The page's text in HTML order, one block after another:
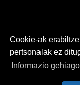
Cookie-ak
pertsonalak ez
Informazio gehiago